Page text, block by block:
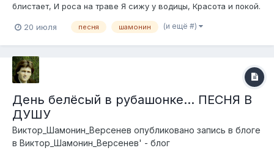
блистает, И роса на траве Я сижу у водицы, Красота и покой.
дремлет без печали, Бьются волны в берега. Красотой
20 июля песня шамонин (и ещё #)
День белёсый в рубашонке... ПЕСНЯ В
ДУШУ
Виктор_Шамонин_Версенев опубликовано запись в блоге
в Виктор_Шамонин_Версенев' - блог